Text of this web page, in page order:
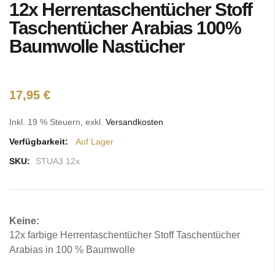
Anfang
der
Bildgalerie
springen
12x Herrentaschentücher Stoff
Taschentücher Arabias 100%
Baumwolle Nastücher
17,95 €
Inkl. 19 % Steuern exkl. Versandkosten
Verfügbarkeit:
Auf Lager
SKU:
STUA3 12x
Keine:
12x farbige Herrentaschentücher Stoff Taschentücher
Arabias in 100 % Baumwolle